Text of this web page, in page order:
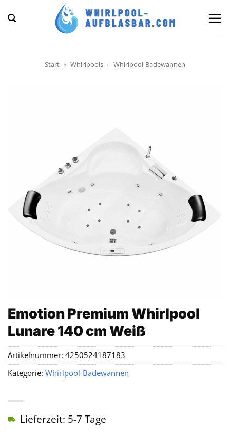
Inhalt
springen
Start » Whirlpools » Whirlpool-Badewannen
Emotion Premium Whirlpool
Lunare 140 cm Weiß
Lieferzeit: 5-7 Tage
Artikelnummer: 4250524187183
Kategorie: Whirlpool-Badewannen